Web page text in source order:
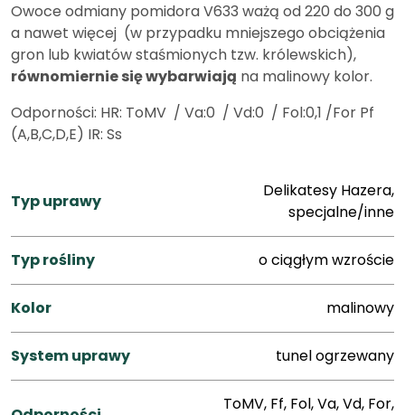
Owoce odmiany pomidora V633 ważą od 220 do 300 g
a nawet więcej (w przypadku mniejszego obciążenia
gron lub kwiatów staśmionych tzw. królewskich),
równomiernie się wybarwiają na malinowy kolor.
Odporności: HR: ToMV / Va:0 / Vd:0 / Fol:0,1 /For Pf
(A,B,C,D,E) IR: Ss
Typ uprawy
Delikatesy Hazera,
specjalne/inne
Typ rośliny o ciągłym wzroście
Kolor malinowy
System uprawy tunel ogrzewany
ToMV, Ff, Fol, Va, Vd, For,